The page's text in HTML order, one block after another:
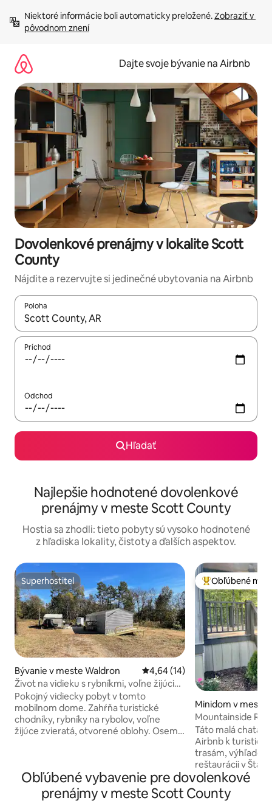
obsah.
Niektoré informácie boli automaticky preložené. Zobraziť v
pôvodnom znení
Dajte svoje bývanie na Airbnb
Dovolenkové prenájmy v lokalite Scott
County
Nájdite a rezervujte si jedinečné ubytovania na Airbnb
Poloha
Keď budú výsledky k dispozícii, môžete si ich prechádzať
Príchod
Odchod
Hľadať
Najlepšie hodnotené dovolenkové
prenájmy v meste Scott County
Hostia sa zhodli: tieto pobyty sú vysoko hodnotené
z hľadiska lokality, čistoty a ďalších aspektov.
Superhostiteľ
Superhostiteľ
Bývanie v meste Waldron Priemerné ohodnotenie 4,64
4,64 (14)
Život na vidieku s rybníkmi, voľne žijúcimi
zvieratami a lesmi
Pokojný vidiecky pobyt v tomto
mobilnom dome. Zahŕňa turistické
chodníky, rybníky na rybolov, voľne
žijúce zvieratá, otvorené oblohy. Osem
druhej strane nehnuteľnosti je niekoľko
karavanov, ale je tam ticho a pokoj. K
dispozícii je malá loďka. Bobry vo veľkom
Najobľúbenejšie
Obľúbené
Minidom v meste
Mountainside
Wilhelmina SP
Táto malá chata v
Airbnb k
trasám, výhľadom
reštaurácii v
Wilhelminy.
obklopené
turistických
Obľúbené vybavenie pre dovolenkové
prenájmy v meste Scott County